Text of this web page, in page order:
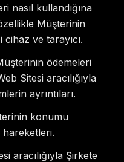
nasıl kullandığına
Müşterinin
ve tarayıcı.
ödemeleri
Sitesi aracılığıyla
ayrıntıları.
konumu
hareketleri.
aracılığıyla Şirkete